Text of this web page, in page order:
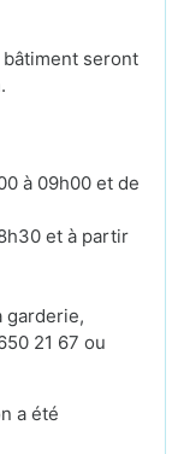
seront
à 09h00 et de
et à partir
garderie,
21 67 ou
a été